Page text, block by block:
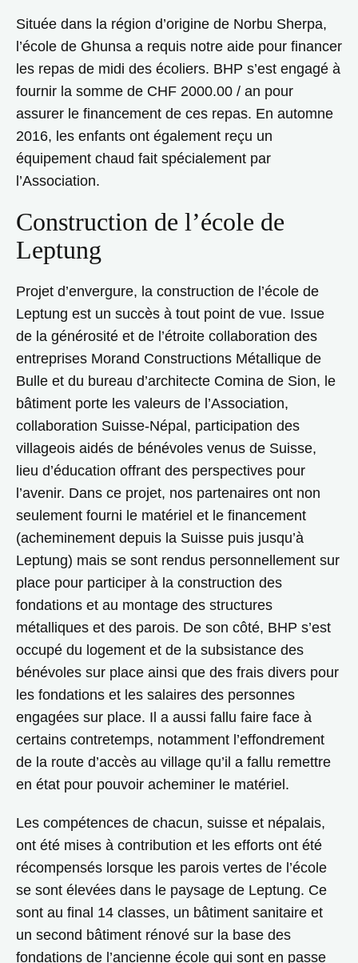
Située dans la région d’origine de Norbu Sherpa,
l’école de Ghunsa a requis notre aide pour financer
les repas de midi des écoliers. BHP s’est engagé à
fournir la somme de CHF 2000.00 / an pour
assurer le financement de ces repas. En automne
2016, les enfants ont également reçu un
équipement chaud fait spécialement par
l’Association.
Construction de l’école de
Leptung
Projet d’envergure, la construction de l’école de
Leptung est un succès à tout point de vue. Issue
de la générosité et de l’étroite collaboration des
entreprises Morand Constructions Métallique de
Bulle et du bureau d’architecte Comina de Sion, le
bâtiment porte les valeurs de l’Association,
collaboration Suisse-Népal, participation des
villageois aidés de bénévoles venus de Suisse,
lieu d’éducation offrant des perspectives pour
l’avenir. Dans ce projet, nos partenaires ont non
seulement fourni le matériel et le financement
(acheminement depuis la Suisse puis jusqu’à
Leptung) mais se sont rendus personnellement sur
place pour participer à la construction des
fondations et au montage des structures
métalliques et des parois. De son côté, BHP s’est
occupé du logement et de la subsistance des
bénévoles sur place ainsi que des frais divers pour
les fondations et les salaires des personnes
engagées sur place. Il a aussi fallu faire face à
certains contretemps, notamment l’effondrement
de la route d’accès au village qu’il a fallu remettre
en état pour pouvoir acheminer le matériel.
Les compétences de chacun, suisse et népalais,
ont été mises à contribution et les efforts ont été
récompensés lorsque les parois vertes de l’école
se sont élevées dans le paysage de Leptung. Ce
sont au final 14 classes, un bâtiment sanitaire et
un second bâtiment rénové sur la base des
fondations de l’ancienne école qui sont en passe